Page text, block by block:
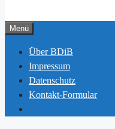
Menü
Über BDiB
Impressum
Datenschutz
Kontakt-Formular